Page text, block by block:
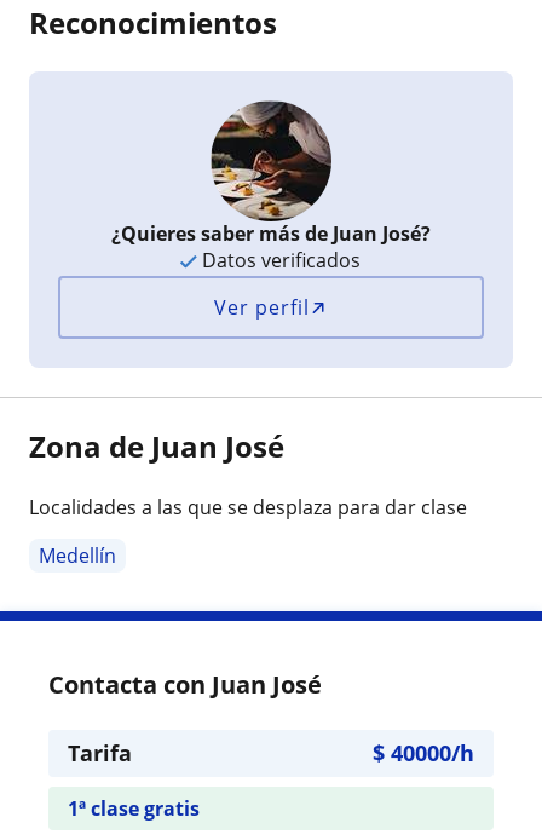
Reconocimientos
¿Quieres saber más de Juan José?
Datos verificados
Ver perfil
Zona de Juan José
Localidades a las que se desplaza para dar clase
Medellín
Contacta con Juan José
Tarifa $ 40000/h
1ª clase gratis